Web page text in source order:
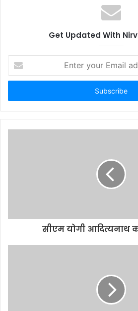
साथ लोगों को कोरोना के
Get Updated With
your
Email
सीएम योगी आदित्यनाथ